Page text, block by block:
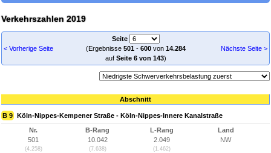
Verkehrszahlen 2019
< Vorherige Seite
Seite
(Ergebnisse 501- 600von 14.284
auf Seite 6 von 143)
Nächste Seite >
Abschnitt
B 9 Köln-Nippes-Kempener Straße - Köln-Nippes-Innere Kanalstraße
Nr.
501
(4.258)
B-Rang
10.042
(7.638)
L-Rang
2.049
(1.462)
Land
NW